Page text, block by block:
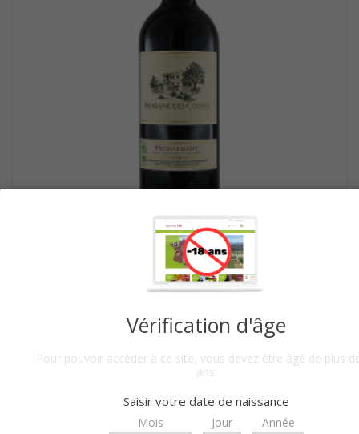
PÉCHARMANT 2018 CUVÉE...
A PARTIR DE15,90 €PAR 6 BTLLES
Vérification d'âge
Pour pouvoir accéder à ce site, vous devez être âgé de plus
ans.
Saisir votre date de naissance
Mois Jour Année